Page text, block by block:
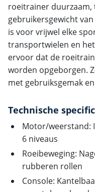
roeitrainer
gebruikersgewicht
is voor vrijwel elke
transportwielen en
ervoor dat de
worden opgeborgen.
met gebruiksgemak
Technische
Motor/weerstand:
6 niveaus
Roeibeweging:
rubberen rollen
Console: